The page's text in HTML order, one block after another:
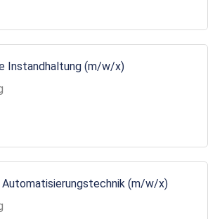
Instandhaltung (m/w/x)
(m/w/x)